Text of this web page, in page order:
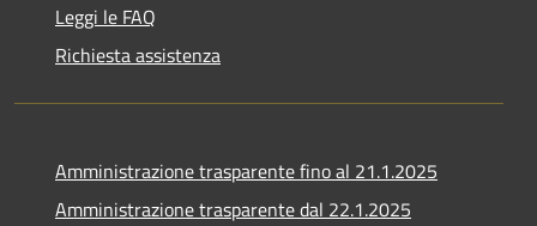
Leggi le FAQ
Richiesta assistenza
Amministrazione trasparente fino al 21.1.2025
Amministrazione trasparente dal 22.1.2025